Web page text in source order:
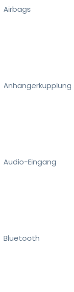
Airbags
Anhängerkupplung
Audio-Eingang
Bluetooth